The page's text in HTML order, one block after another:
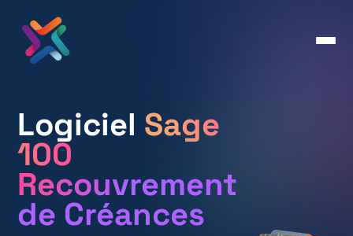
Logiciel Sage
100
Recouvrement
de Créances